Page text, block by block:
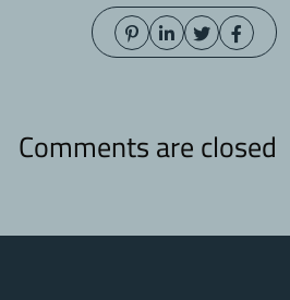
Comments are closed